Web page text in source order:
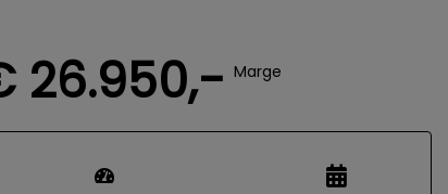
26.950,- Marge